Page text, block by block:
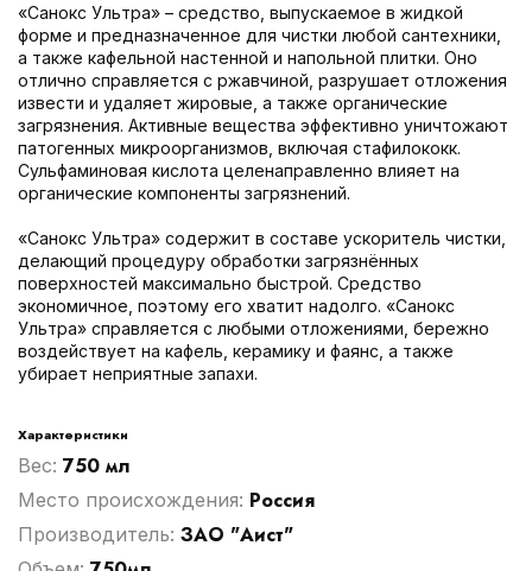
«Санокс Ультра» – средство, выпускаемое в жидкой
форме и предназначенное для чистки любой сантехники,
а также кафельной настенной и напольной плитки. Оно
отлично справляется с ржавчиной, разрушает отложения
извести и удаляет жировые, а также органические
загрязнения. Активные вещества эффективно уничтожают
патогенных микроорганизмов, включая стафилококк.
Сульфаминовая кислота целенаправленно влияет на
органические компоненты загрязнений.
«Санокс Ультра» содержит в составе ускоритель чистки,
делающий процедуру обработки загрязнённых
поверхностей максимально быстрой. Средство
экономичное, поэтому его хватит надолго. «Санокс
Ультра» справляется с любыми отложениями, бережно
воздействует на кафель, керамику и фаянс, а также
убирает неприятные запахи.
Характеристики
Вес: 750 мл
Место происхождения: Россия
Производитель: ЗАО "Аист"